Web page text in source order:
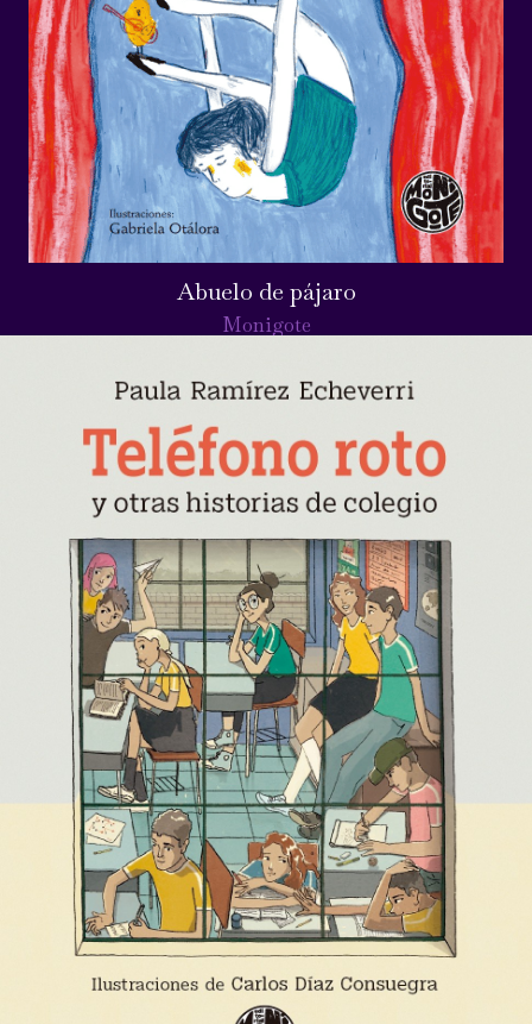
Abuelo de pájaro
Monigote